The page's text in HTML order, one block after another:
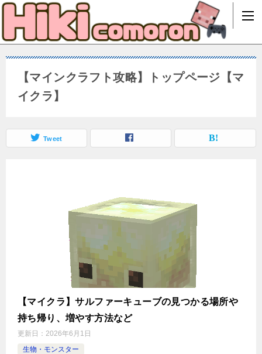
【マインクラフト攻略】トップページ【マ
イクラ】
Tweet
【マイクラ】サルファーキューブの見つかる場所や
持ち帰り、増やす方法など
更新日： 2026年6月1日
生物・モンスター